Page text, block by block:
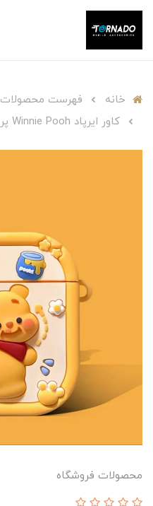
خانه
فهرست محصولات
کاور ایرپاد Winnie Pooh پروتزی A1238
محصولات فروشگاه